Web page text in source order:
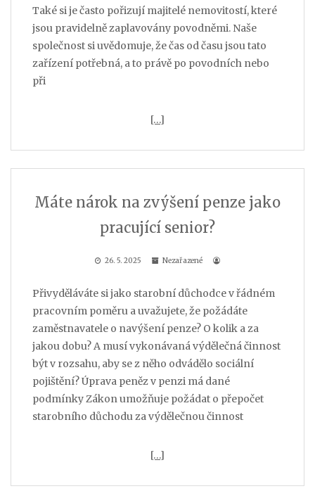
Také si je často pořizují majitelé nemovitostí, které
jsou pravidelně zaplavovány povodněmi. Naše
společnost si uvědomuje, že čas od času jsou tato
zařízení potřebná, a to právě po povodních nebo
při
[…]
Máte nárok na zvýšení penze jako
pracující senior?
26. 5. 2025 Nezařazené
Přivyděláváte si jako starobní důchodce v řádném
pracovním poměru a uvažujete, že požádáte
zaměstnavatele o navýšení penze? O kolik a za
jakou dobu? A musí vykonávaná výdělečná činnost
být v rozsahu, aby se z něho odvádělo sociální
pojištění? Úprava peněz v penzi má dané
podmínky Zákon umožňuje požádat o přepočet
starobního důchodu za výdělečnou činnost
[…]